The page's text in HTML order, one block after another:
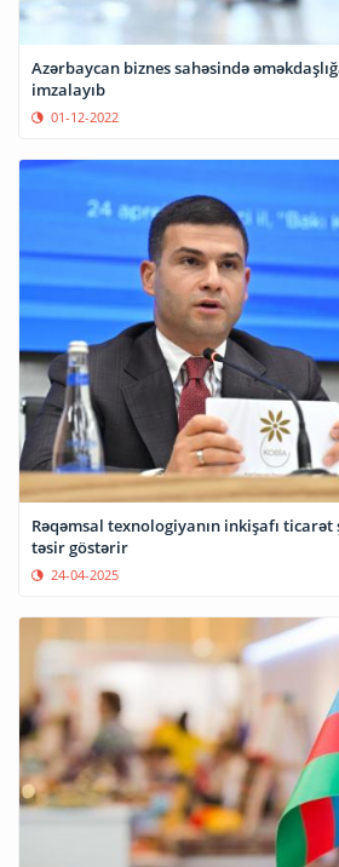
Azərbaycan biznes sahəsində
imzalayıb
01-12-2022
Rəqəmsal texnologiyanın inkişafı
təsir göstərir
24-04-2025